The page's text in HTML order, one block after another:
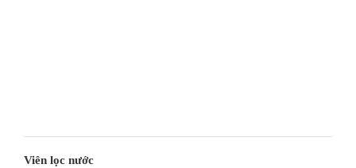
Viên lọc nước